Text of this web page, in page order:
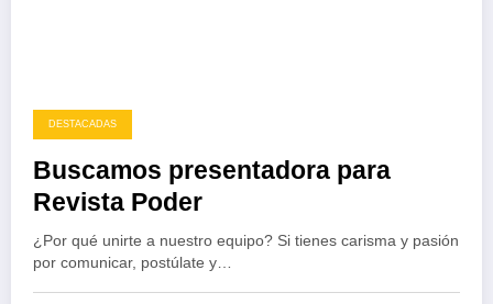
DESTACADAS
Buscamos presentadora para
Revista Poder
¿Por qué unirte a nuestro equipo? Si tienes carisma y pasión
por comunicar, postúlate y…